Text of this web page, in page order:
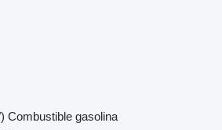
Combustible gasolina